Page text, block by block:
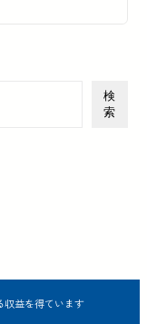
検
索
収益を得ています